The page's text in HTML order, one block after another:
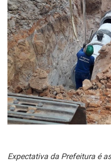
Expectativa da Prefeitura é